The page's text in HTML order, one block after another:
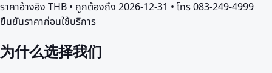
ราคาอ้างอิง THB • ถูกต้องถึง 2026-12-31 • โทร 083-249-4999
ยืนยันราคาก่อนใช้บริการ
为什么选择我们